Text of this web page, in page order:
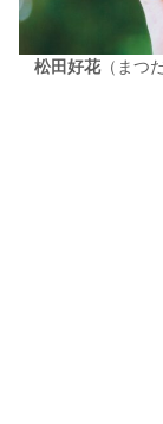
松田好花（まつ